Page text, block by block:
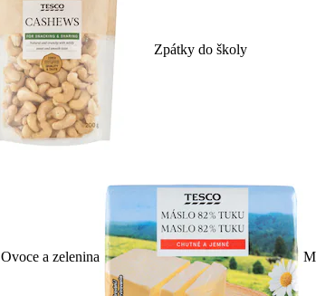
Zpátky do školy
Ovoce a zelenina